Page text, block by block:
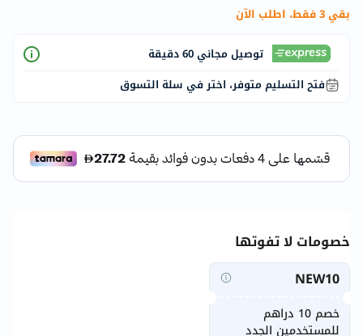
بقي 3 فقط، اطلب الآن
توصيل مجاني 60 دقيقة
فتح التسليم متوفر، اختر في سلة التسوق
خصومات لا تفوتها
NEW10
خصم 10 دراهم
للمستخدمين الجدد